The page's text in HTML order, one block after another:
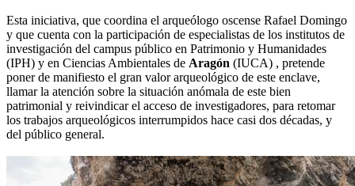
Esta iniciativa, que coordina el arqueólogo oscense Rafael Domingo
y que cuenta con la participación de especialistas de los institutos de
investigación del campus público en Patrimonio y Humanidades
(IPH) y en Ciencias Ambientales de Aragón (IUCA) , pretende
poner de manifiesto el gran valor arqueológico de este enclave,
llamar la atención sobre la situación anómala de este bien
patrimonial y reivindicar el acceso de investigadores, para retomar
los trabajos arqueológicos interrumpidos hace casi dos décadas, y
del público general.